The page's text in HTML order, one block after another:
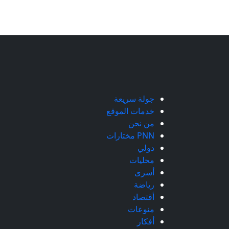
جولة سريعة
خدمات الموقع
من نحن
PNN مختارات
دولي
محليات
أسرى
رياضة
أقتصاد
منوعات
أفكار